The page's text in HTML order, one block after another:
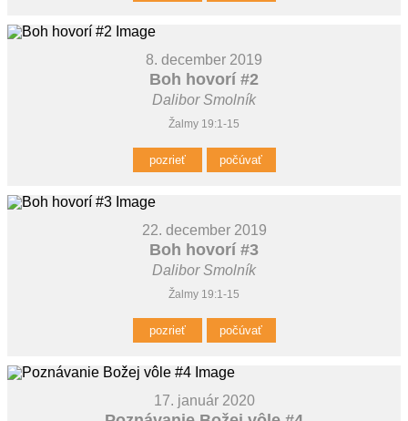
8. december 2019
Boh hovorí #2
Dalibor Smolník
Žalmy 19:1-15
pozrieť počúvať
22. december 2019
Boh hovorí #3
Dalibor Smolník
Žalmy 19:1-15
pozrieť počúvať
17. január 2020